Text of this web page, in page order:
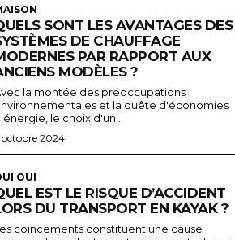
SONT LES AVANTAGES DES
DE CHAUFFAGE
PAR RAPPORT AUX
MODÈLES ?
la montée des préoccupations
et la quête d'économies
le choix d'un...
octobre 2024
OUI
EST LE RISQUE D’ACCIDENT
DU TRANSPORT EN KAYAK ?
coincements constituent une cause